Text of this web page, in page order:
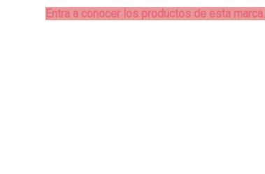
Entra a conocer los productos de esta marca.